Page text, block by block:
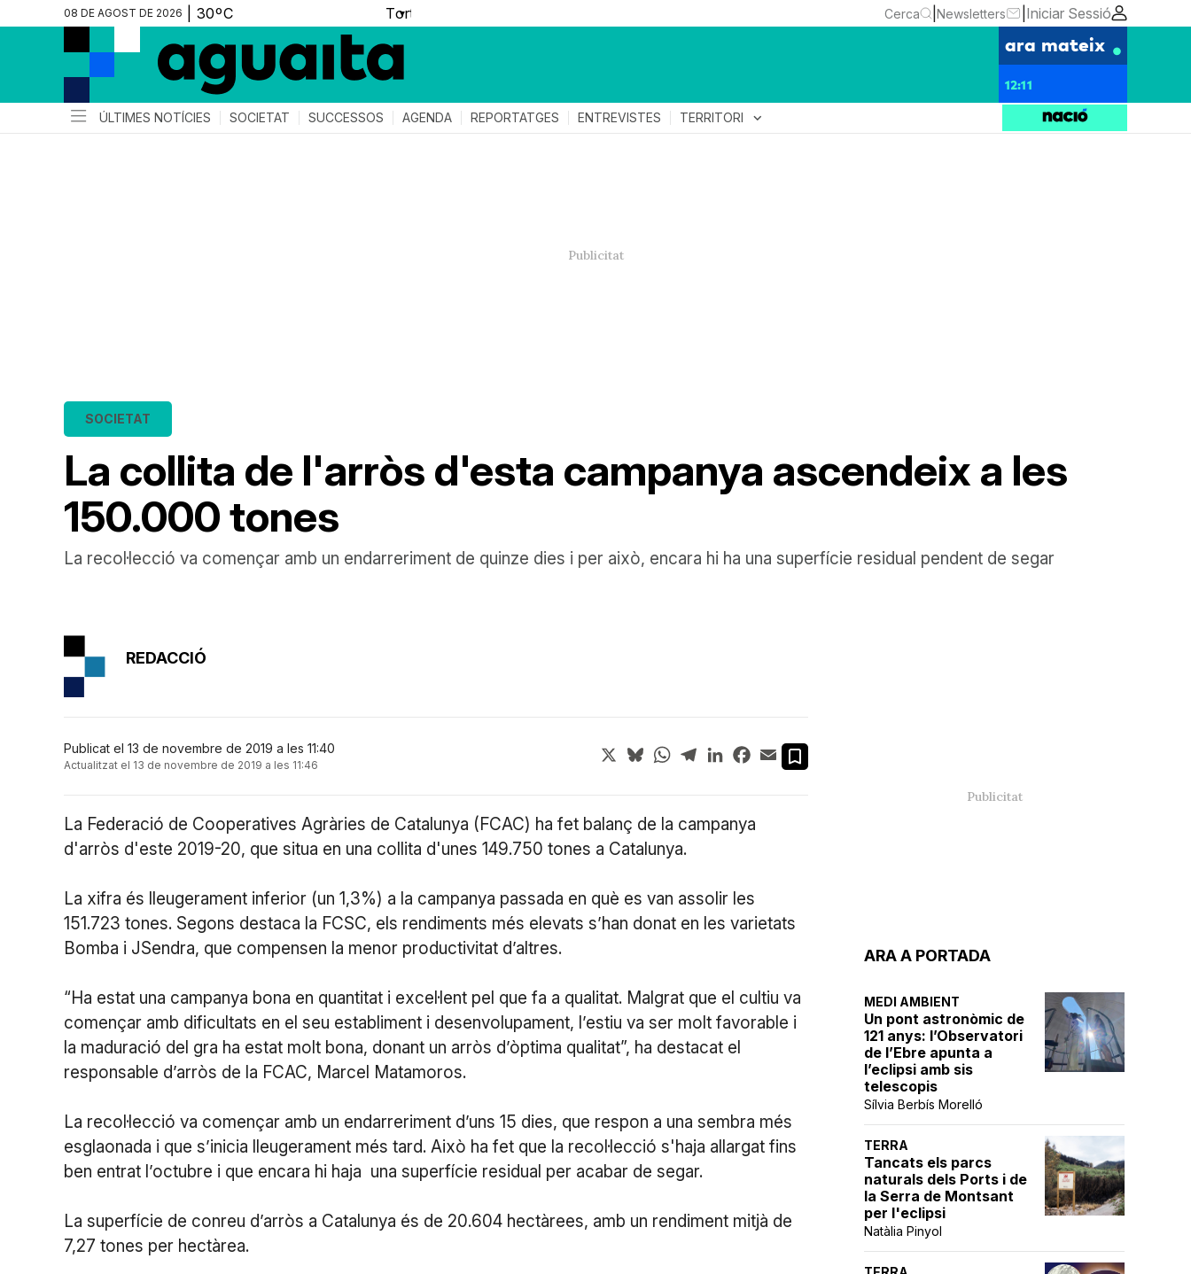
08 DE AGOST DE 2026 ▼ Cerca Newsletters Iniciar Sessió
ara mateix
12:11
ÚLTIMES NOTÍCIES SOCIETAT SUCCESSOS AGENDA REPORTATGES ENTREVISTES TERRITORI expand_more
La collita de l'arròs d'esta campanya ascendeix a les
150.000 tones
SOCIETAT
La recol·lecció va començar amb un endarreriment de quinze dies i per això, encara hi ha una superfície residual pendent de segar
ARA A PORTADA
MEDI AMBIENT
Un pont astronòmic de
121 anys: l’Observatori
de l’Ebre apunta a
l’eclipsi amb sis
telescopis
Sílvia Berbís Morelló
TERRA
Tancats els parcs
naturals dels Ports i de
la Serra de Montsant
per l'eclipsi
Natàlia Pinyol
REDACCIÓ
Publicat el 13 de novembre de 2019 a les 11:40
Actualitzat el 13 de novembre de 2019 a les 11:46
X BlueskyWhatsApp
TelegramLinkedInFacebook
Email
La Federació de Cooperatives Agràries de Catalunya (FCAC) ha fet balanç de la campanya
d'arròs d'este 2019-20, que situa en una collita d'unes 149.750 tones a Catalunya.
La xifra és lleugerament inferior (un 1,3%) a la campanya passada en què es van assolir les
151.723 tones. Segons destaca la FCSC, els rendiments més elevats s’han donat en les varietats
Bomba i JSendra, que compensen la menor productivitat d’altres.
“Ha estat una campanya bona en quantitat i excel·lent pel que fa a qualitat. Malgrat que el cultiu va
començar amb dificultats en el seu establiment i desenvolupament, l’estiu va ser molt favorable i
la maduració del gra ha estat molt bona, donant un arròs d’òptima qualitat”, ha destacat el
responsable d’arròs de la FCAC, Marcel Matamoros.
La recol·lecció va començar amb un endarreriment d’uns 15 dies, que respon a una sembra més
esglaonada i que s’inicia lleugerament més tard. Això ha fet que la recol·lecció s'haja allargat fins
ben entrat l’octubre i que encara hi haja una superfície residual per acabar de segar.
La superfície de conreu d’arròs a Catalunya és de 20.604 hectàrees, amb un rendiment mitjà de
7,27 tones per hectàrea.